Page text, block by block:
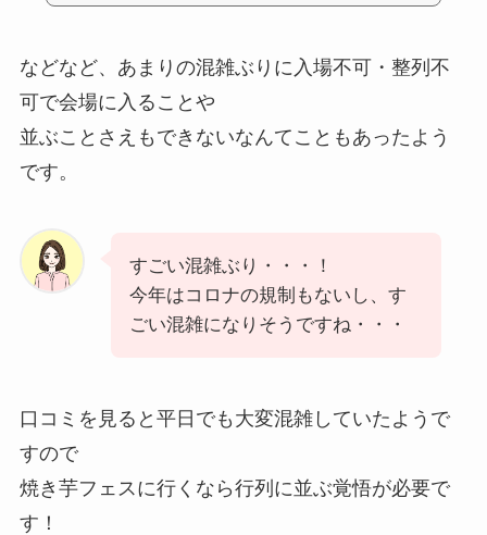
などなど、あまりの混雑ぶりに入場不可・整列不
可で会場に入ることや
並ぶことさえもできないなんてこともあったよう
です。
すごい混雑ぶり・・・！
今年はコロナの規制もないし、す
ごい混雑になりそうですね・・・
口コミを見ると平日でも大変混雑していたようで
すので
焼き芋フェスに行くなら行列に並ぶ覚悟が必要で
す！